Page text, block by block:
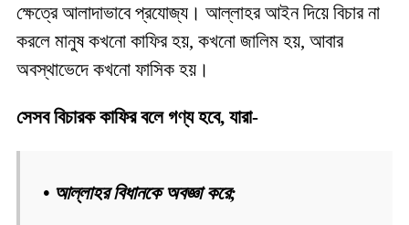
ক্ষেত্রে আলাদাভাবে প্রযোজ্য। আল্লাহর আইন দিয়ে বিচার না
করলে মানুষ কখনো কাফির হয়, কখনো জালিম হয়, আবার
অবস্থাভেদে কখনো ফাসিক হয়।
সেসব বিচারক কাফির বলে গণ্য হবে, যারা-
• আল্লাহর বিধানকে অবজ্ঞা করে;